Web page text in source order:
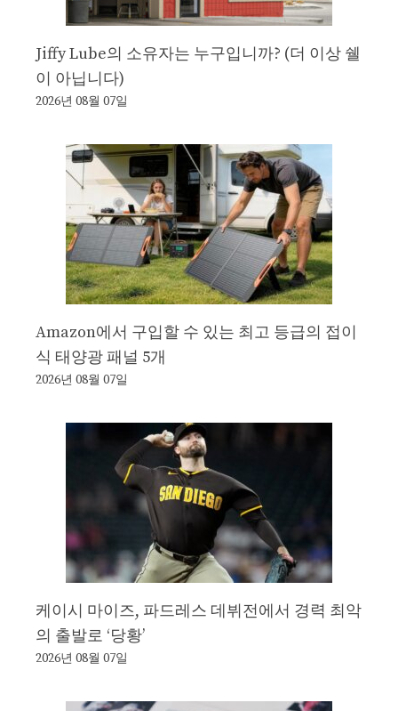
Jiffy Lube의 소유자는 누구입니까? (더 이상 쉘
이 아닙니다)
2026년 08월 07일
Amazon에서 구입할 수 있는 최고 등급의 접이
식 태양광 패널 5개
2026년 08월 07일
케이시 마이즈, 파드레스 데뷔전에서 경력 최악
의 출발로 ‘당황’
2026년 08월 07일